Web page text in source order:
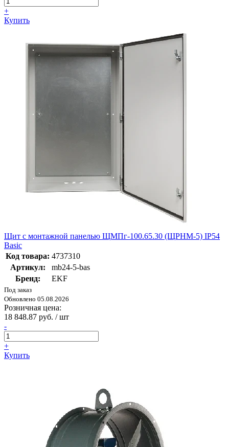
+
Купить
Щит с монтажной панелью ЩМПг-100.65.30 (ЩРНМ-5) IP54
Basic
Код товара: 4737310
Артикул:
mb24-5-bas
Бренд:
EKF
Под заказ
Обновлено 05.08.2026
Розничная цена:
18 848.87 руб. / шт
-
+
Купить